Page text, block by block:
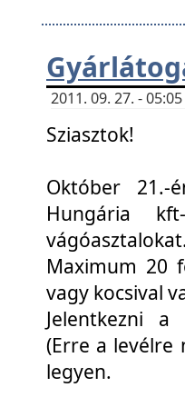
2011. 09. 27. -
Sziasztok!
Október 21.-
Hungária
Maximum 20
vagy kocsival
Jelentkezni a
(Erre a levélre
legyen.